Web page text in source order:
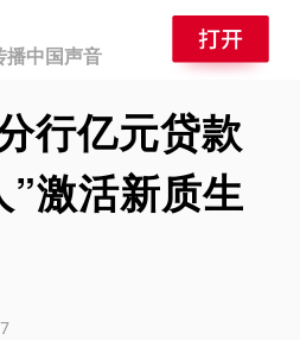
播中国声音
行亿元贷款
”激活新质生